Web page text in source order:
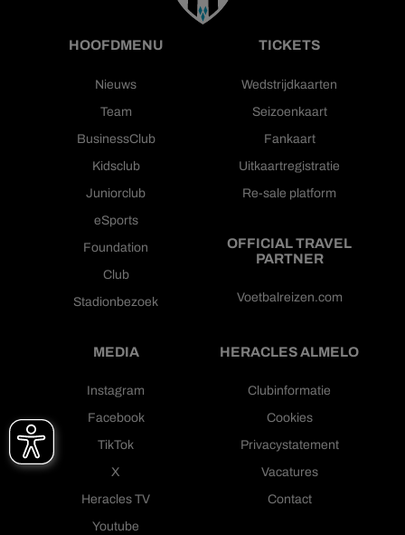
HOOFDMENU
Nieuws
Team
BusinessClub
Kidsclub
Juniorclub
eSports
Foundation
Club
Stadionbezoek
TICKETS
Wedstrijdkaarten
Seizoenkaart
Fankaart
Uitkaartregistratie
Re-sale platform
OFFICIAL TRAVEL
PARTNER
Voetbalreizen.com
MEDIA
Instagram
Facebook
TikTok
X
Heracles TV
Youtube
HERACLES ALMELO
Clubinformatie
Cookies
Privacystatement
Vacatures
Contact